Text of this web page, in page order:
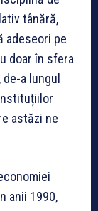
tânără,
adeseori pe
doar în sfera
a lungul
astăzi ne
anii 1990,